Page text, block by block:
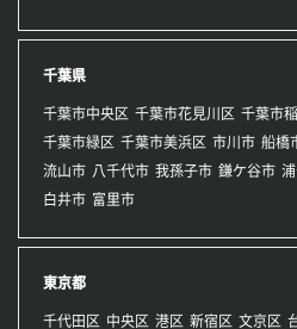
千葉県
千葉市中央区 千葉市花見川区 千葉市
千葉市緑区 千葉市美浜区 市川市 船橋
流山市 八千代市 我孫子市 鎌ケ谷市
白井市 富里市
東京都
千代田区 中央区 港区 新宿区 文京区